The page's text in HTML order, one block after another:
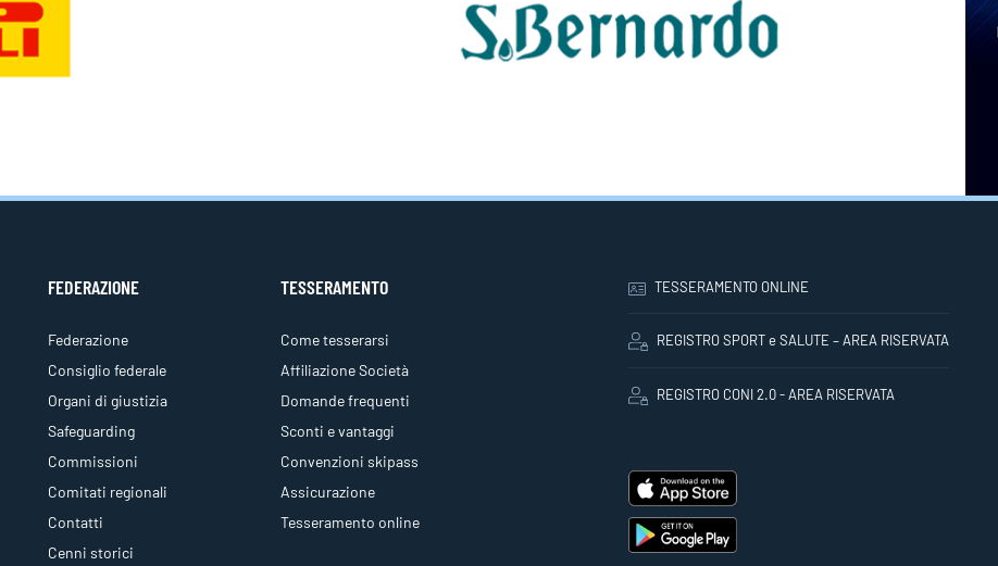
FEDERAZIONE
Federazione
Consiglio federale
Organi di giustizia
Safeguarding
Commissioni
Comitati regionali
Contatti
Cenni storici
TESSERAMENTO
Come tesserarsi
Affiliazione Società
Domande frequenti
Sconti e vantaggi
Convenzioni skipass
Assicurazione
Tesseramento online
TESSERAMENTO ONLINE
REGISTRO SPORT e SALUTE – AREA RISERVATA
REGISTRO CONI 2.0 - AREA RISERVATA